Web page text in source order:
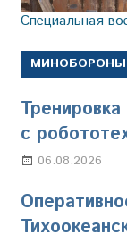
Специальная
с
06.08.2026